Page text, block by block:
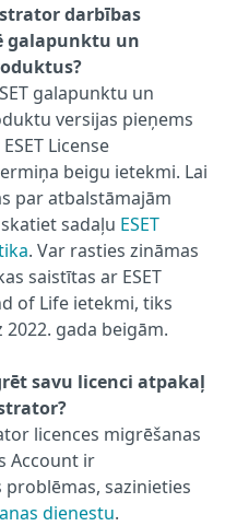
darbības
galapunktu un
galapunktu un
versijas pieņems
License
beigu ietekmi. Lai
par atbalstāmajām
sadaļu ESET
. Var rasties zināmas
saistītas ar ESET
of Life ietekmi, tiks
gada beigām.
savu licenci atpakaļ
licences migrēšanas
Account ir
problēmas, sazinieties
dienestu.